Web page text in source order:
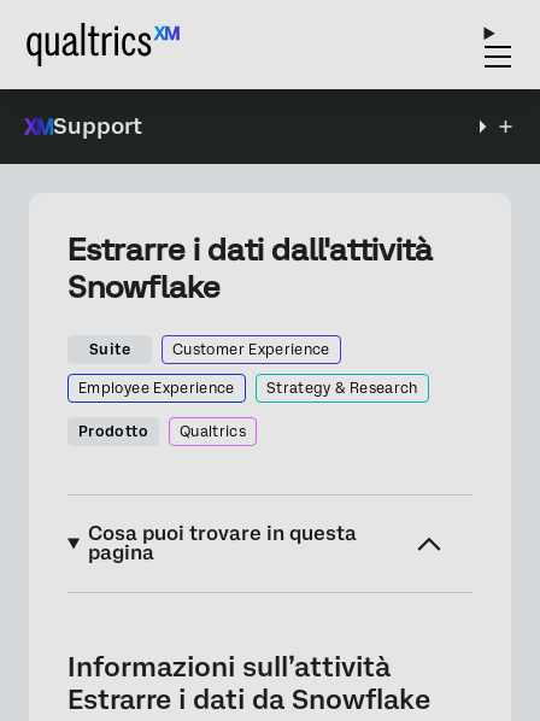
Support
Estrarre i dati dall'attività
Snowflake
Suite Customer Experience
Employee Experience Strategy & Research
Prodotto Qualtrics
Cosa puoi trovare in questa
pagina
Integrazione con Snowflake
Informazioni sull’attività
Estrarre i dati da Snowflake